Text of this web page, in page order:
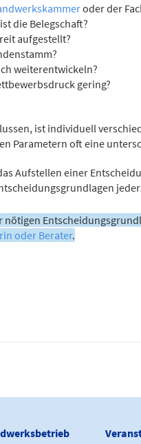
oder der
die Belegschaft?
aufgestellt?
weiterentwickeln?
gering?
ist individuell
Parametern oft eine
Aufstellen einer
oder Berater.